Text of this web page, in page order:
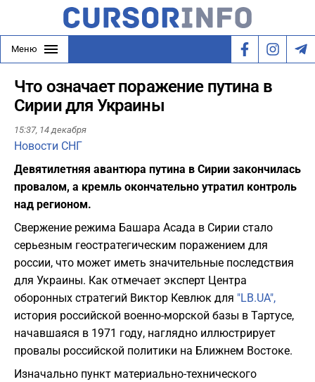
Меню
Что означает поражение путина в
Сирии для Украины
15:37, 14 декабря
Новости СНГ
Девятилетняя авантюра путина в Сирии закончилась
провалом, а кремль окончательно утратил контроль
над регионом.
Свержение режима Башара Асада в Сирии стало
серьезным геостратегическим поражением для
россии, что может иметь значительные последствия
для Украины. Как отмечает эксперт Центра
оборонных стратегий Виктор Кевлюк для "LB.UA",
история российской военно-морской базы в Тартусе,
начавшаяся в 1971 году, наглядно иллюстрирует
провалы российской политики на Ближнем Востоке.
Изначально пункт материально-технического